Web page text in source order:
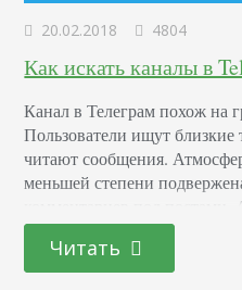
20.02.2018 4804
Как искать каналы в
Канал в Телеграм похож на
Пользователи ищут
читают сообщения.
меньшей степени
комментариев под постами.
и собственном восприятии
мешает думать. Сегодня
канал в Телеграм. Как
Читать